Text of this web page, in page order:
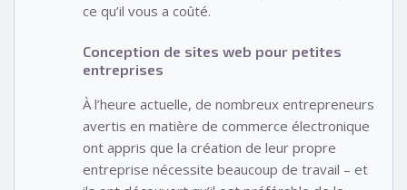
ce qu’il vous a coûté.
Conception de sites web pour petites
entreprises
À l’heure actuelle, de nombreux entrepreneurs
avertis en matière de commerce électronique
ont appris que la création de leur propre
entreprise nécessite beaucoup de travail – et